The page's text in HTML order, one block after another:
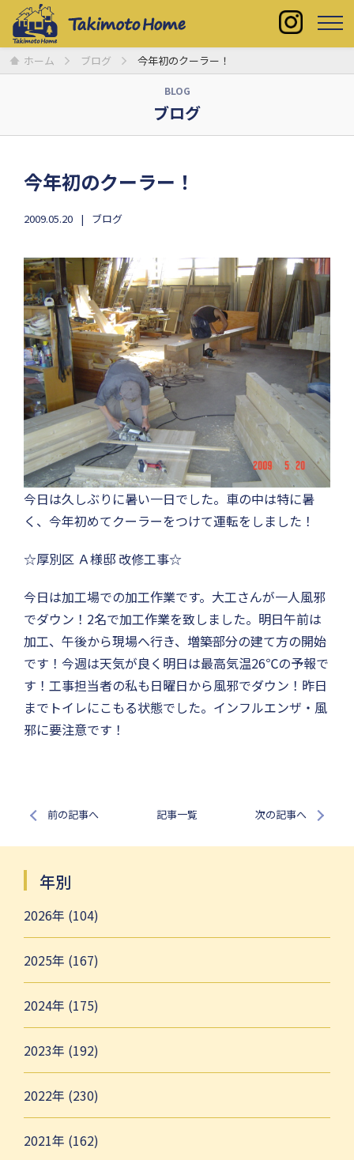
ホーム ブログ 今年初のクーラー！
BLOG
ブログ
今年初のクーラー！
2009.05.20 ブログ
今日は久しぶりに暑い一日でした。車の中は特に暑
く、今年初めてクーラーをつけて運転をしました！
☆厚別区 Ａ様邸 改修工事☆
今日は加工場での加工作業です。大工さんが一人風邪
でダウン！2名で加工作業を致しました。明日午前は
加工、午後から現場へ行き、増築部分の建て方の開始
です！今週は天気が良く明日は最高気温26℃の予報で
す！工事担当者の私も日曜日から風邪でダウン！昨日
までトイレにこもる状態でした。インフルエンザ・風
邪に要注意です！
前の記事へ 記事一覧 次の記事へ
年別
2026年 (104)
2025年 (167)
2024年 (175)
2023年 (192)
2022年 (230)
2021年 (162)